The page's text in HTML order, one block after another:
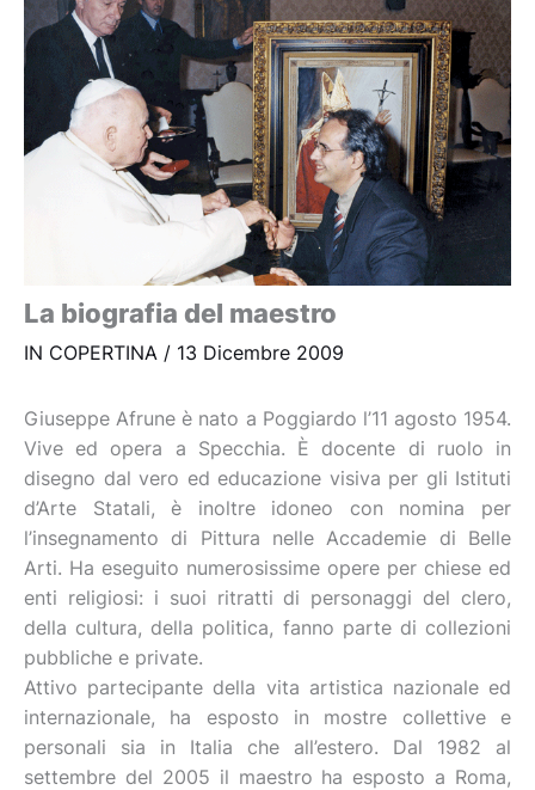
La biografia del maestro
IN COPERTINA / 13 Dicembre 2009
Giuseppe Afrune è nato a Poggiardo l’11 agosto 1954.
Vive ed opera a Specchia. È docente di ruolo in
disegno dal vero ed educazione visiva per gli Istituti
d’Arte Statali, è inoltre idoneo con nomina per
l’insegnamento di Pittura nelle Accademie di Belle
Arti. Ha eseguito numerosissime opere per chiese ed
enti religiosi: i suoi ritratti di personaggi del clero,
della cultura, della politica, fanno parte di collezioni
pubbliche e private.
Attivo partecipante della vita artistica nazionale ed
internazionale, ha esposto in mostre collettive e
personali sia in Italia che all’estero. Dal 1982 al
settembre del 2005 il maestro ha esposto a Roma,